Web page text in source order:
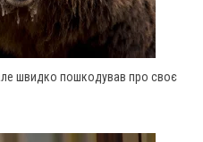
швидко пошкодував про своє